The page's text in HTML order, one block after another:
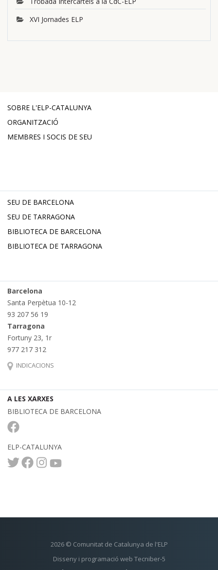
XVI Jornades ELP
SOBRE L'ELP-CATALUNYA
ORGANITZACIÓ
MEMBRES I SOCIS DE SEU
SEU DE BARCELONA
SEU DE TARRAGONA
BIBLIOTECA DE BARCELONA
BIBLIOTECA DE TARRAGONA
Barcelona
Santa Perpètua 10-12
93 207 56 19
Tarragona
Fortuny 23, 1r
977 217 312
INDICACIONS
A LES XARXES
BIBLIOTECA DE BARCELONA
ELP-CATALUNYA
2026 © Comunitat de Catalunya de l'ELP
Disseny i programació web Tecniber-5